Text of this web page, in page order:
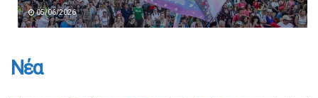
05/06/2026
Νέα